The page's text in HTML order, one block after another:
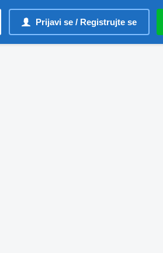
Prijavi se / Registrujte se